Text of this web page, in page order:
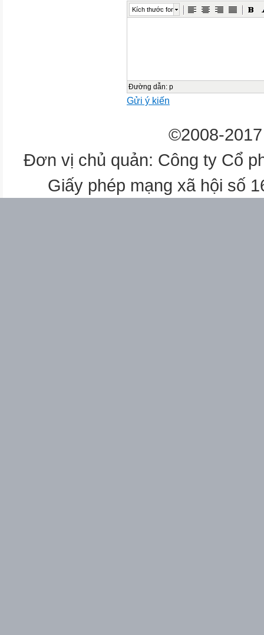
Kích thước font
Đường dẫn: p
Gửi ý kiến
©2008-
Đơn vị chủ quản: Công ty Cổ
Giấy phép mạng xã hội số